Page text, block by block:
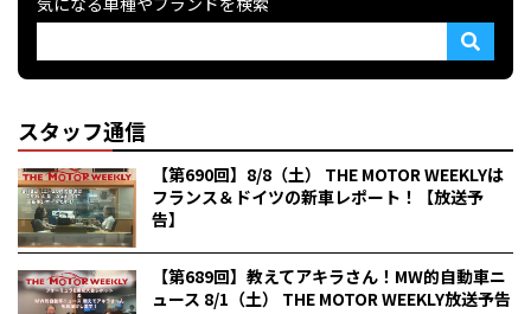
スタッフ通信
【第690回】8/8（土） THE MOTOR WEEKLYは
フランス＆ドイツの新車レポート！【放送予
告】
【第689回】教えてアキラさん！MW的自動車ニ
ュース 8/1（土） THE MOTOR WEEKLY放送予告